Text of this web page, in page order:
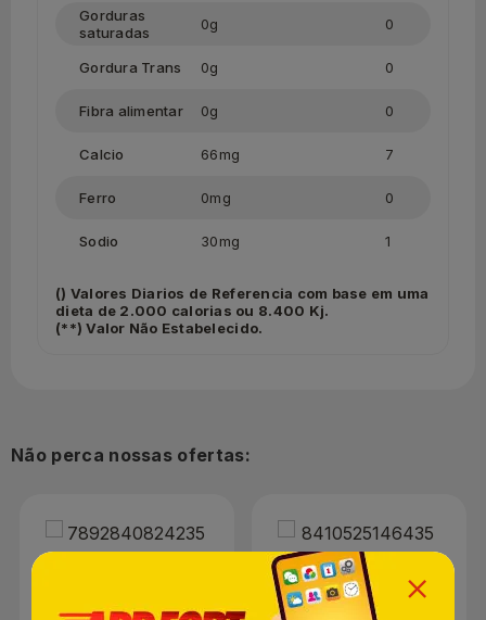
Gorduras
saturadas
0g 0
Gordura Trans 0g 0
Fibra alimentar 0g 0
Calcio 66mg 7
Ferro 0mg 0
Sodio 30mg 1
() Valores Diarios de Referencia com base em uma
dieta de 2.000 calorias ou 8.400 Kj.
(**) Valor Não Estabelecido.
Não perca nossas ofertas: